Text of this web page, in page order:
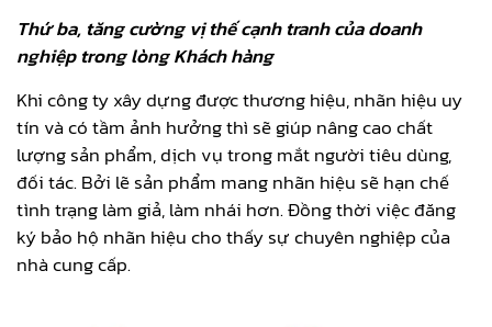
Thứ ba, tăng cường vị thế cạnh tranh của doanh
nghiệp trong lòng Khách hàng
Khi công ty xây dựng được thương hiệu, nhãn hiệu uy
tín và có tầm ảnh hưởng thì sẽ giúp nâng cao chất
lượng sản phẩm, dịch vụ trong mắt người tiêu dùng,
đối tác. Bởi lẽ sản phẩm mang nhãn hiệu sẽ hạn chế
tình trạng làm giả, làm nhái hơn. Đồng thời việc đăng
ký bảo hộ nhãn hiệu cho thấy sự chuyên nghiệp của
nhà cung cấp.